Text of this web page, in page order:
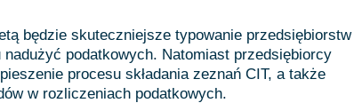
będzie skuteczniejsze typowanie przedsiębiorstw
podatkowych. Natomiast przedsiębiorcy
procesu składania zeznań CIT, a także
w rozliczeniach podatkowych.